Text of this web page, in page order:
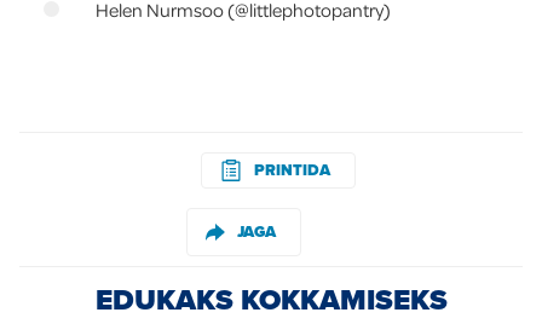
Helen Nurmsoo (@littlephotopantry)
PRINTIDA
JAGA
EDUKAKS KOKKAMISEKS